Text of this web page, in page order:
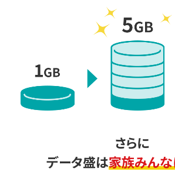
さらに
データ盛は家族みんな